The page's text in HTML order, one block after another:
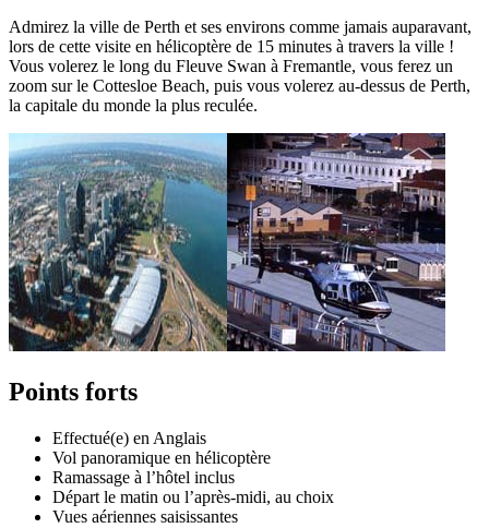
Admirez la ville de Perth et ses environs comme jamais auparavant,
lors de cette visite en hélicoptère de 15 minutes à travers la ville !
Vous volerez le long du Fleuve Swan à Fremantle, vous ferez un
zoom sur le Cottesloe Beach, puis vous volerez au-dessus de Perth,
la capitale du monde la plus reculée.
Points forts
Effectué(e) en Anglais
Vol panoramique en hélicoptère
Ramassage à l’hôtel inclus
Départ le matin ou l’après-midi, au choix
Vues aériennes saisissantes